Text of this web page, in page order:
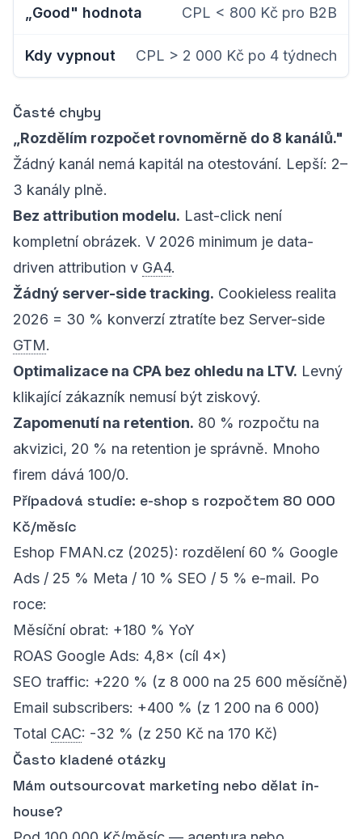
CPL < 800 Kč pro B2B
CPL > 2 000 Kč po 4 týdnech
Časté chyby
„Rozdělím rozpočet rovnoměrně do 8 kanálů."
Žádný kanál nemá kapitál na otestování. Lepší: 2–
3 kanály plně.
Bez attribution modelu. Last-click není
kompletní obrázek. V 2026 minimum je data-
driven attribution v GA4.
Žádný server-side tracking. Cookieless realita
2026 = 30 % konverzí ztratíte bez Server-side
GTM.
Optimalizace na CPA bez ohledu na LTV. Levný
klikající zákazník nemusí být ziskový.
Zapomenutí na retention. 80 % rozpočtu na
akvizici, 20 % na retention je správně. Mnoho
firem dává 100/0.
Případová studie: e-shop s rozpočtem 80 000
Kč/měsíc
Eshop FMAN.cz (2025): rozdělení 60 % Google
Ads / 25 % Meta / 10 % SEO / 5 % e-mail. Po
roce:
Měsíční obrat: +180 % YoY
ROAS Google Ads: 4,8× (cíl 4×)
SEO traffic: +220 % (z 8 000 na 25 600 měsíčně)
Email subscribers: +400 % (z 1 200 na 6 000)
Total CAC: -32 % (z 250 Kč na 170 Kč)
Často kladené otázky
Mám outsourcovat marketing nebo dělat in-
house?